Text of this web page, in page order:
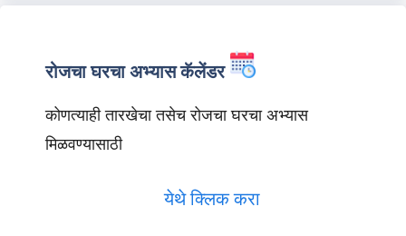
रोजचा घरचा अभ्यास कॅलेंडर
कोणत्याही तारखेचा तसेच रोजचा घरचा अभ्यास
मिळवण्यासाठी
येथे क्लिक करा